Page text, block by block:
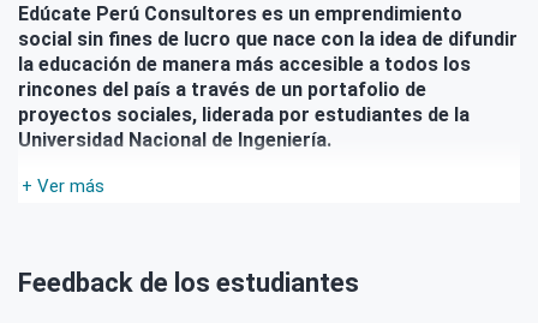
+ Ver más
Edúcate Perú Consultores es un emprendimiento
social sin fines de lucro que nace con la idea de difundir
la educación de manera más accesible a todos los
rincones del país a través de un portafolio de
proyectos sociales, liderada por estudiantes de la
Universidad Nacional de Ingeniería.
Feedback de los estudiantes